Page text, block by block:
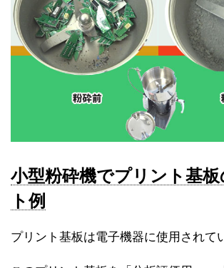
小型粉砕機でプリント基板
ト例
プリント基板は電子機器に使用されて